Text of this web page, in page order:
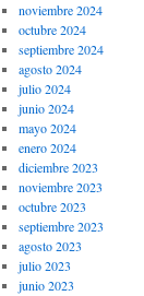
noviembre 2024
octubre 2024
septiembre 2024
agosto 2024
julio 2024
junio 2024
mayo 2024
enero 2024
diciembre 2023
noviembre 2023
octubre 2023
septiembre 2023
agosto 2023
julio 2023
junio 2023